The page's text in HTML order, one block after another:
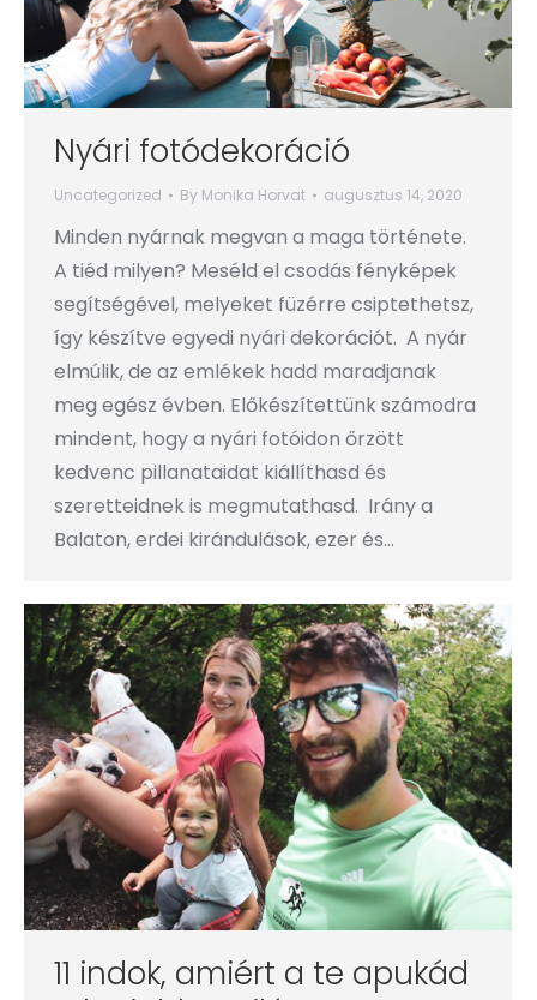
Nyári fotódekoráció
Uncategorized By Monika Horvat augusztus 14, 2020
Minden nyárnak megvan a maga története.
A tiéd milyen? Meséld el csodás fényképek
segítségével, melyeket füzérre csiptethetsz,
így készítve egyedi nyári dekorációt. A nyár
elmúlik, de az emlékek hadd maradjanak
meg egész évben. Előkészítettünk számodra
mindent, hogy a nyári fotóidon őrzött
kedvenc pillanataidat kiállíthasd és
szeretteidnek is megmutathasd. Irány a
Balaton, erdei kirándulások, ezer és…
11 indok, amiért a te apukád